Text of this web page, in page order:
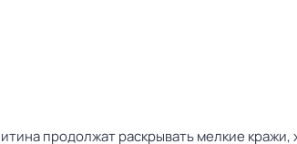
продолжат раскрывать мелкие